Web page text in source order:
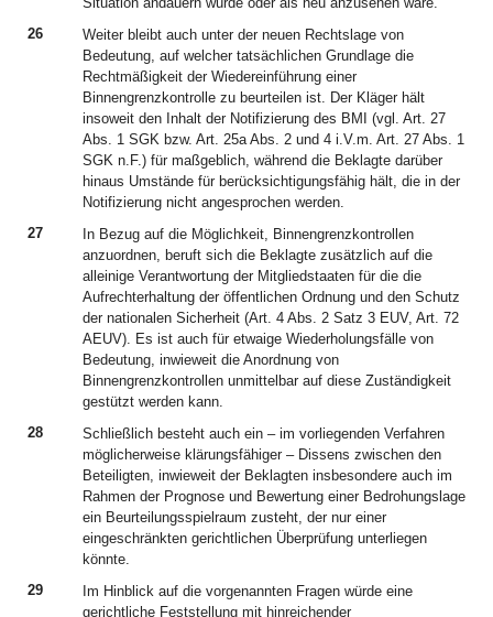
26
Weiter bleibt auch unter der neuen Rechtslage von
Bedeutung, auf welcher tatsächlichen Grundlage die
Rechtmäßigkeit der Wiedereinführung einer
Binnengrenzkontrolle zu beurteilen ist. Der Kläger hält
insoweit den Inhalt der Notifizierung des BMI (vgl. Art. 27
Abs. 1 SGK bzw. Art. 25a Abs. 2 und 4 i.V.m. Art. 27 Abs. 1
SGK n.F.) für maßgeblich, während die Beklagte darüber
hinaus Umstände für berücksichtigungsfähig hält, die in der
Notifizierung nicht angesprochen werden.
27
In Bezug auf die Möglichkeit, Binnengrenzkontrollen
anzuordnen, beruft sich die Beklagte zusätzlich auf die
alleinige Verantwortung der Mitgliedstaaten für die die
Aufrechterhaltung der öffentlichen Ordnung und den Schutz
der nationalen Sicherheit (Art. 4 Abs. 2 Satz 3 EUV, Art. 72
AEUV). Es ist auch für etwaige Wiederholungsfälle von
Bedeutung, inwieweit die Anordnung von
Binnengrenzkontrollen unmittelbar auf diese Zuständigkeit
gestützt werden kann.
28
Schließlich besteht auch ein – im vorliegenden Verfahren
möglicherweise klärungsfähiger – Dissens zwischen den
Beteiligten, inwieweit der Beklagten insbesondere auch im
Rahmen der Prognose und Bewertung einer Bedrohungslage
ein Beurteilungsspielraum zusteht, der nur einer
eingeschränkten gerichtlichen Überprüfung unterliegen
könnte.
29
Im Hinblick auf die vorgenannten Fragen würde eine
gerichtliche Feststellung mit hinreichender